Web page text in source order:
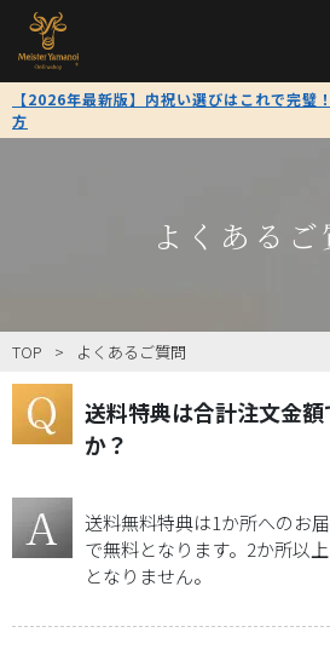
【2026年最新版】内祝い選びはこれで完璧
方
TOP
全
定
無
料
よくあるご
TOP よくあるご質問
送料特典は合計注文金
か？
送料無料特典は1か所へのお
で無料となります。2か所以
となりません。